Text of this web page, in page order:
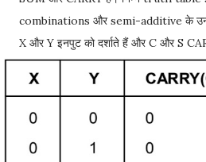
combinations और semi-additive के
X और Y इनपुट को दर्शाते हैं और C और S